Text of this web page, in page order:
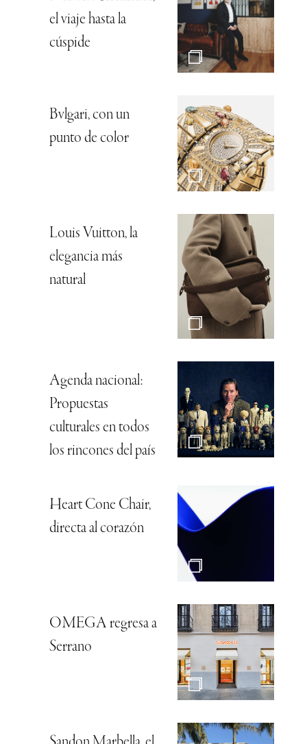
el viaje hasta la
cúspide
Bvlgari, con un
punto de color
Louis Vuitton, la
elegancia más
natural
Agenda nacional:
Propuestas
culturales en todos
los rincones del país
Heart Cone Chair,
directa al corazón
OMEGA regresa a
Serrano